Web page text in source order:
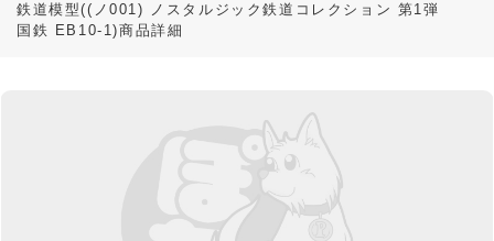
鉄道模型((ノ001) ノスタルジック鉄道コレクション 第1弾
国鉄 EB10-1)商品詳細